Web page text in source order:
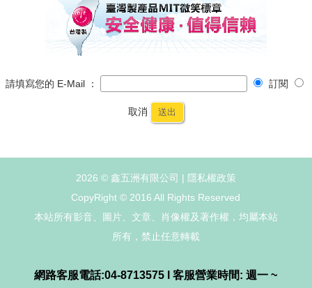
請填寫您的 E-Mail ： 訂閱
取消 送出
2026 © 鑫五洲有限公司 | 隱私權政策
CopyRight © 2016 All Rights Reserved
本站所有影音、圖片、文章、肖像權及著作權，均屬本站
所有，禁止任意轉載
網路客服電話:04-8713575 l 客服營業時間: 週一 ~